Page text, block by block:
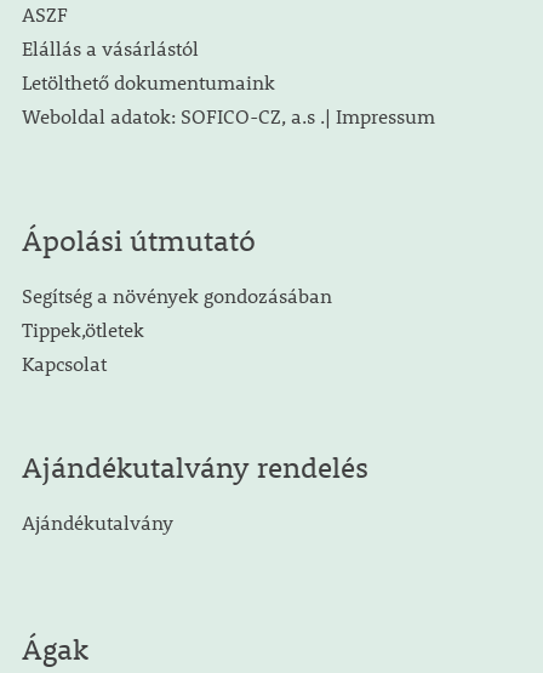
ASZF
Elállás a vásárlástól
Letölthető dokumentumaink
Weboldal adatok: SOFICO-CZ, a.s .| Impressum
Ápolási útmutató
Segítség a növények gondozásában
Tippek,ötletek
Kapcsolat
Ajándékutalvány rendelés
Ajándékutalvány
Ágak